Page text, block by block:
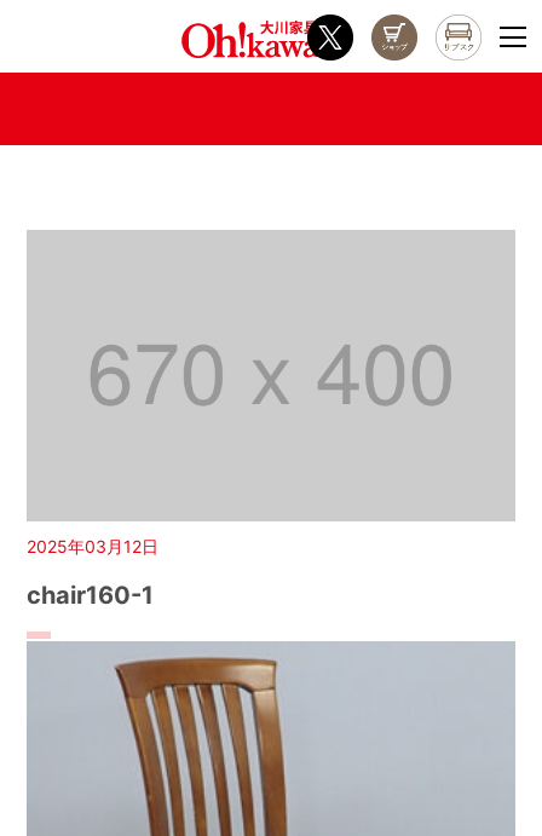
2025年03月12日
chair160-1